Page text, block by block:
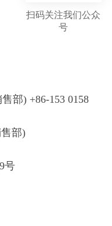
扫码关注我们公众
号
部) +86-153 0158
售部)
号